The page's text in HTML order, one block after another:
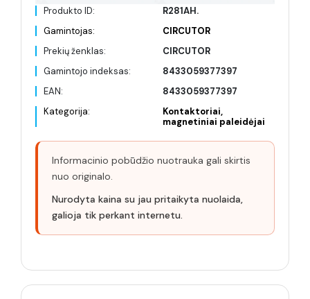
Produkto ID:
R281AH.
Gamintojas:
CIRCUTOR
Prekių ženklas:
CIRCUTOR
Gamintojo indeksas:
8433059377397
EAN:
8433059377397
Kategorija:
Kontaktoriai,
magnetiniai paleidėjai
Informacinio pobūdžio nuotrauka gali skirtis
nuo originalo.
Nurodyta kaina su jau pritaikyta nuolaida,
galioja tik perkant internetu.